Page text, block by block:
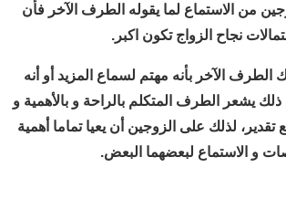
من الاستماع لما يقوله الطرف الآخر فأن
نجاح الزواج تكون اكبر.
الطرف الآخر بأنه مهتم لسماع المزيد أو أنه
ذلك يشعر الطرف المتكلم بالراحة و بالأهمية و
لذلك على الزوجين أن يعيا تماما أهمية
و الاستماع لبعضهما البعض.